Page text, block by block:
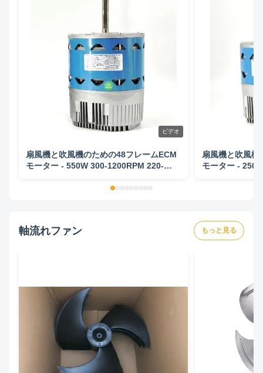
ビデオ
扇風機と吹風機のための48フレームECM
モーター - 550W 300-1200RPM 220-
扇風機と吹風機
モーター -
軸流れファン もっと見る